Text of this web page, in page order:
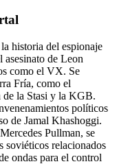
historia del espionaje
asesinato de Leon
como el VX. Se
Fría, como el
de la Stasi y la KGB.
políticos
de Jamal Khashoggi.
Pullman, se
soviéticos relacionados
ondas para el control